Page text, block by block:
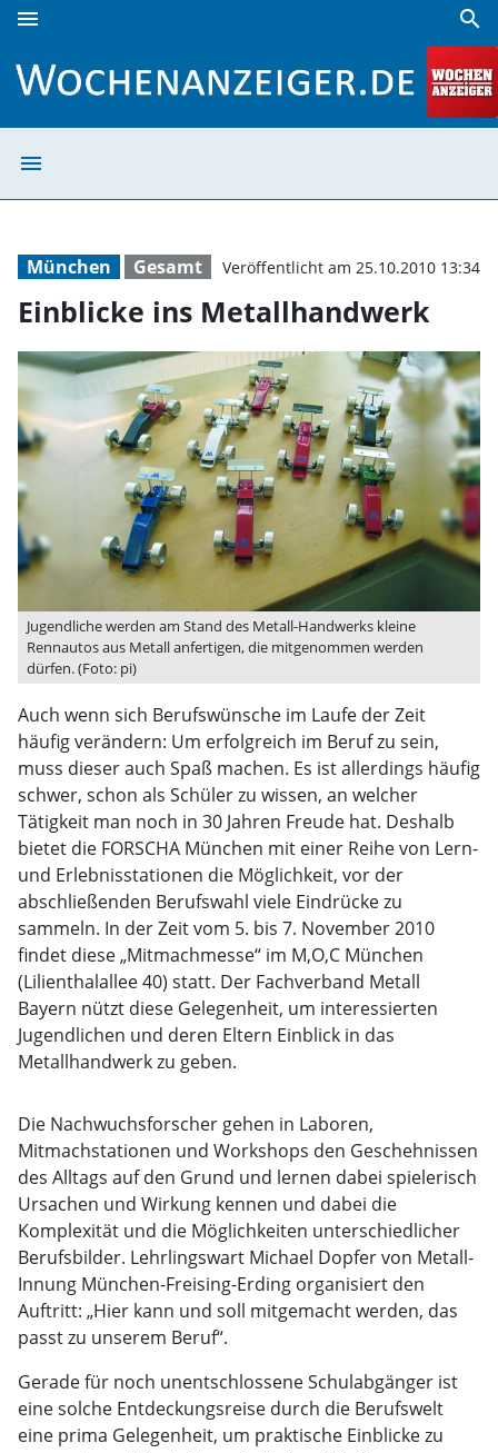
menu search
menu
München Gesamt Veröffentlicht am 25.10.2010 13:34
Einblicke ins Metallhandwerk
Jugendliche werden am Stand des Metall-Handwerks kleine
Rennautos aus Metall anfertigen, die mitgenommen werden
dürfen. (Foto: pi)
Auch wenn sich Berufswünsche im Laufe der Zeit
häufig verändern: Um erfolgreich im Beruf zu sein,
muss dieser auch Spaß machen. Es ist allerdings häufig
schwer, schon als Schüler zu wissen, an welcher
Tätigkeit man noch in 30 Jahren Freude hat. Deshalb
bietet die FORSCHA München mit einer Reihe von Lern-
und Erlebnisstationen die Möglichkeit, vor der
abschließenden Berufswahl viele Eindrücke zu
sammeln. In der Zeit vom 5. bis 7. November 2010
findet diese „Mitmachmesse“ im M,O,C München
(Lilienthalallee 40) statt. Der Fachverband Metall
Bayern nützt diese Gelegenheit, um interessierten
Jugendlichen und deren Eltern Einblick in das
Metallhandwerk zu geben.
Die Nachwuchsforscher gehen in Laboren,
Mitmachstationen und Workshops den Geschehnissen
des Alltags auf den Grund und lernen dabei spielerisch
Ursachen und Wirkung kennen und dabei die
Komplexität und die Möglichkeiten unterschiedlicher
Berufsbilder. Lehrlingswart Michael Dopfer von Metall-
Innung München-Freising-Erding organisiert den
Auftritt: „Hier kann und soll mitgemacht werden, das
passt zu unserem Beruf“.
Gerade für noch unentschlossene Schulabgänger ist
eine solche Entdeckungsreise durch die Berufswelt
eine prima Gelegenheit, um praktische Einblicke zu